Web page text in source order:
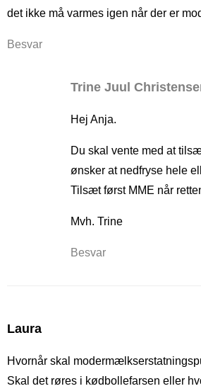
det ikke må varmes igen når der er
Besvar
Trine Juul
Hej Anja.
Du skal vente med at
ønsker at nedfryse hele
Tilsæt først MME når
Mvh. Trine
Besvar
Laura
Hvornår skal
Skal det røres i kødbollefarsen eller